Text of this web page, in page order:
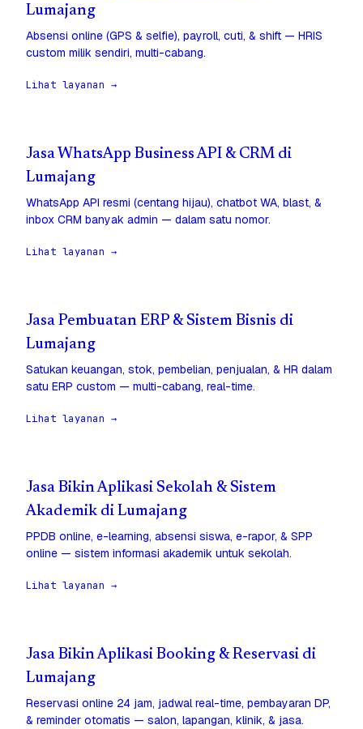
Lumajang
Absensi online (GPS & selfie), payroll, cuti, & shift — HRIS
custom milik sendiri, multi-cabang.
Lihat layanan →
Jasa WhatsApp Business API & CRM di
Lumajang
WhatsApp API resmi (centang hijau), chatbot WA, blast, &
inbox CRM banyak admin — dalam satu nomor.
Lihat layanan →
Jasa Pembuatan ERP & Sistem Bisnis di
Lumajang
Satukan keuangan, stok, pembelian, penjualan, & HR dalam
satu ERP custom — multi-cabang, real-time.
Lihat layanan →
Jasa Bikin Aplikasi Sekolah & Sistem
Akademik di Lumajang
PPDB online, e-learning, absensi siswa, e-rapor, & SPP
online — sistem informasi akademik untuk sekolah.
Lihat layanan →
Jasa Bikin Aplikasi Booking & Reservasi di
Lumajang
Reservasi online 24 jam, jadwal real-time, pembayaran DP,
& reminder otomatis — salon, lapangan, klinik, & jasa.